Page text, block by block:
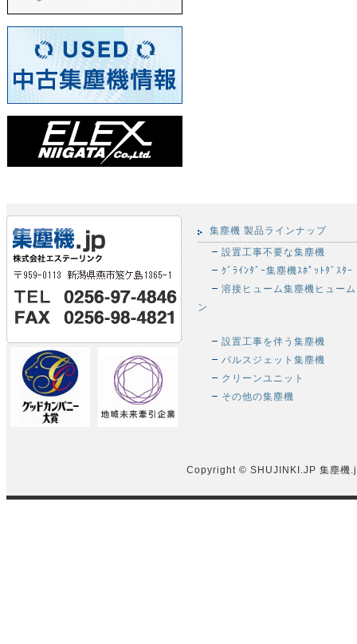
集塵機 製品ラインナップ
設置工事不要な集塵機
ｸﾞﾗｲﾝﾀﾞｰ集塵機ｽﾎﾟｯﾄﾀﾞｽﾀｰ
溶接ヒューム集塵機ヒュー
ン
設置工事を伴う集塵機
パルスジェット集塵機
クリーンユニット
その他の集塵機
Copyright © SHUJINKI.JP 集塵機